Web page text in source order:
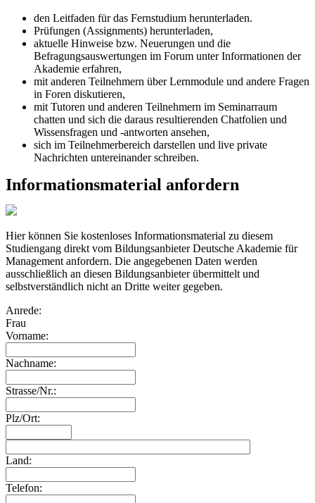
den Leitfaden für das Fernstudium herunterladen.
Prüfungen (Assignments) herunterladen,
aktuelle Hinweise bzw. Neuerungen und die
Befragungsauswertungen im Forum unter Informationen der
Akademie erfahren,
mit anderen Teilnehmern über Lernmodule und andere Fragen
in Foren diskutieren,
mit Tutoren und anderen Teilnehmern im Seminarraum
chatten und sich die daraus resultierenden Chatfolien und
Wissensfragen und -antworten ansehen,
sich im Teilnehmerbereich darstellen und live private
Nachrichten untereinander schreiben.
Informationsmaterial anfordern
Hier können Sie kostenloses Informationsmaterial zu diesem
Studiengang direkt vom Bildungsanbieter Deutsche Akademie für
Management anfordern. Die angegebenen Daten werden
ausschließlich an diesen Bildungsanbieter übermittelt und
selbstverständlich nicht an Dritte weiter gegeben.
Anrede:
Frau
Vorname:
Nachname:
Strasse/Nr.:
Plz/Ort:
Land:
Telefon: